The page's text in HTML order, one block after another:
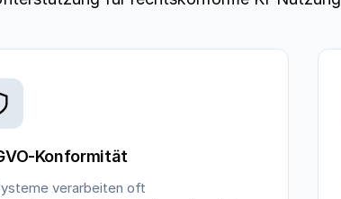
Konformität
verarbeiten oft